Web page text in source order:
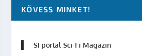
KÖVESS MINKET!
SFportal Sci-Fi Magazin